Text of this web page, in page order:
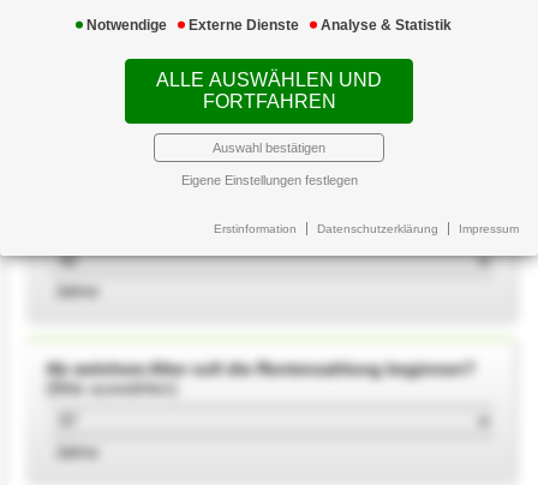
Notwendige Externe Dienste Analyse & Statistik
ALLE AUSWÄHLEN UND
FORTFAHREN
Auswahl bestätigen
Eigene Einstellungen festlegen
Erstinformation Datenschutzerklärung Impressum
Ausbildung
Videothek
Verzinsung Ihres Sparbeitrages
(Bitte auswählen)
Jahre
Ab welchem Alter soll die Rentenzahlung beginnen?
(Bitte auswählen)
Jahre